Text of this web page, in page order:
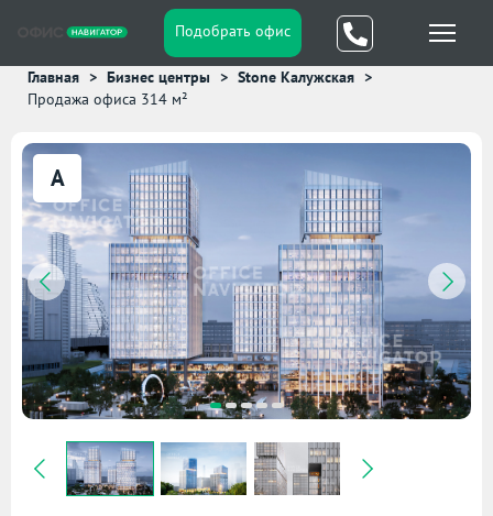
Подобрать офис
Главная Бизнес центры
Stone Калужская
Продажа офиса 314 м²
A